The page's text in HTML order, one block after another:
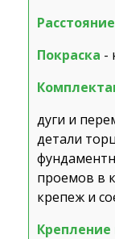
Покраска -
дуги и
детали
проемов в
крепеж и